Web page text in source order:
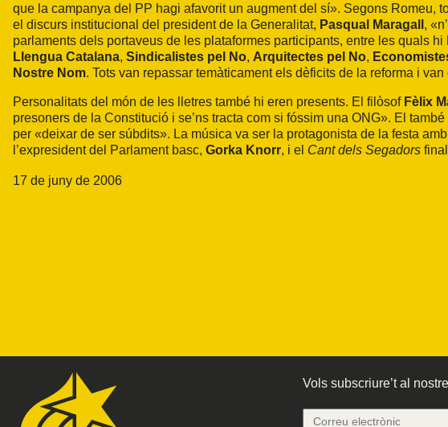
que la campanya del PP hagi afavorit un augment del sí». Segons Romeu,
el discurs institucional del president de la Generalitat, Pasqual Maragall ,
parlaments dels portaveus de les plataformes participants, entre les quals hi
Llengua Catalana, Sindicalistes pel No, Arquitectes pel No,
Nostre Nom. Tots van repassar temàticament els dèficits de la reforma i
Personalitats del món de les lletres també hi eren presents. El filòsof Fèlix
presoners de la Constitució i se’ns tracta com si fóssim una ONG». El
per «deixar de ser súbdits». La música va ser la protagonista de la festa amb
l’expresident del Parlament basc, Gorka Knorr, i el Cant dels Segadors
17 de juny de 2006
Vols subscriure’t al